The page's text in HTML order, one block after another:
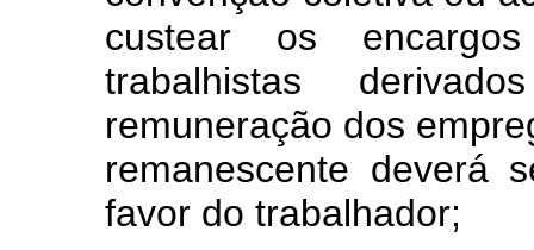
custear os
trabalhistas
remuneração dos
remanescente deverá
favor do trabalhador;